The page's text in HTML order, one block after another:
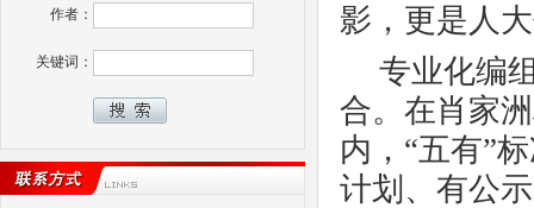
作者：
关键词：
影，更是人
专业化编
合。在肖家
内， “五有”
计划、有公